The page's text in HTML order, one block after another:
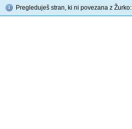
Pregleduješ stran, ki ni povezana z Žurko: